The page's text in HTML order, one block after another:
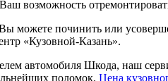
возможность
можете починить или
«Кузовной-Казань».
автомобиля Шкода, наш
поломок. Цена